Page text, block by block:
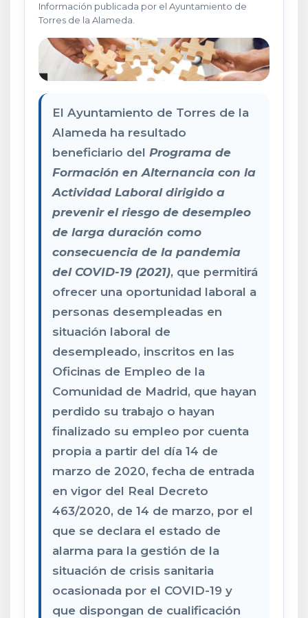
Información publicada por el Ayuntamiento de
Torres de la Alameda.
El Ayuntamiento de Torres de la
Alameda ha resultado
beneficiario del Programa de
Formación en Alternancia con la
Actividad Laboral dirigido a
prevenir el riesgo de desempleo
de larga duración como
consecuencia de la pandemia
del COVID-19 (2021), que permitirá
ofrecer una oportunidad laboral a
personas desempleadas en
situación laboral de
desempleado, inscritos en las
Oficinas de Empleo de la
Comunidad de Madrid, que hayan
perdido su trabajo o hayan
finalizado su empleo por cuenta
propia a partir del día 14 de
marzo de 2020, fecha de entrada
en vigor del Real Decreto
463/2020, de 14 de marzo, por el
que se declara el estado de
alarma para la gestión de la
situación de crisis sanitaria
ocasionada por el COVID-19 y
que dispongan de cualificación